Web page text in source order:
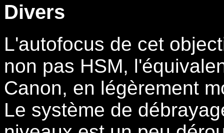
Divers
L'autofocus de cet
non pas HSM,
Canon, en légèrement
Le système de